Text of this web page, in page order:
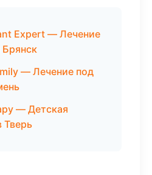
Expert — Лечение
Брянск
— Лечение под
— Детская
Тверь